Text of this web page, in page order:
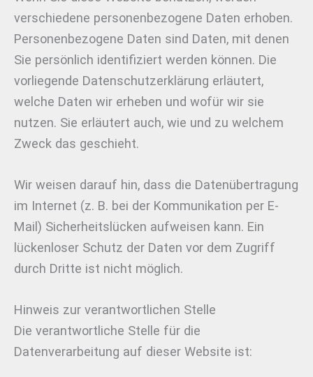
verschiedene personenbezogene Daten erhoben.
Personenbezogene Daten sind Daten, mit denen
Sie persönlich identifiziert werden können. Die
vorliegende Datenschutzerklärung erläutert,
welche Daten wir erheben und wofür wir sie
nutzen. Sie erläutert auch, wie und zu welchem
Zweck das geschieht.
Wir weisen darauf hin, dass die Datenübertragung
im Internet (z. B. bei der Kommunikation per E-
Mail) Sicherheitslücken aufweisen kann. Ein
lückenloser Schutz der Daten vor dem Zugriff
durch Dritte ist nicht möglich.
Hinweis zur verantwortlichen Stelle
Die verantwortliche Stelle für die
Datenverarbeitung auf dieser Website ist: